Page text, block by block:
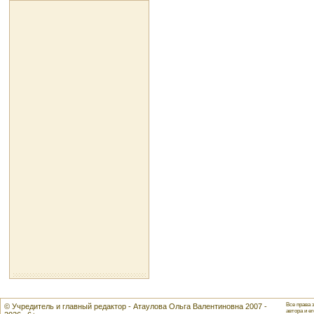
© Учредитель и главный редактор - Атаулова Ольга Валентиновна 2007 -
Все права
автора и